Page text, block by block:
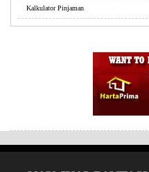
Kalkulator Pinjaman